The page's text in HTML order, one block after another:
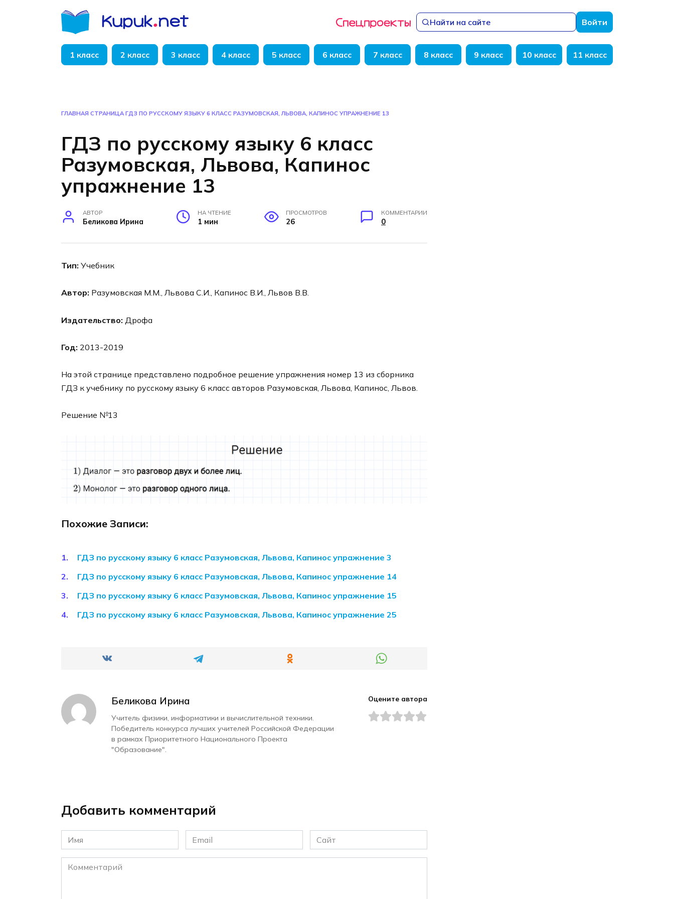
Найти на сайте Войти
1 класс 2 класс 3 класс 4 класс 5 класс 6 класс 7 класс 8 класс 9 класс 10 класс 11 класс
ГЛАВНАЯ СТРАНИЦА ГДЗ ПО РУССКОМУ ЯЗЫКУ 6 КЛАСС РАЗУМОВСКАЯ, ЛЬВОВА, КАПИНОС УПРАЖНЕНИЕ 13
ГДЗ по русскому языку 6 класс
Разумовская, Львова, Капинос
упражнение 13
АВТОР
Беликова Ирина
НА ЧТЕНИЕ
1 мин
ПРОСМОТРОВ
26
КОММЕНТАРИИ
0
Тип: Учебник
Автор: Разумовская М.М., Львова С.И., Капинос В.И., Львов В.В.
Издательство: Дрофа
Год: 2013-2019
На этой странице представлено подробное решение упражнения номер 13 из сборника
ГДЗ к учебнику по русскому языку 6 класс авторов Разумовская, Львова, Капинос, Львов.
Решение №13
Похожие Записи:
ГДЗ по русскому языку 6 класс Разумовская, Львова, Капинос упражнение 3
ГДЗ по русскому языку 6 класс Разумовская, Львова, Капинос упражнение 14
ГДЗ по русскому языку 6 класс Разумовская, Львова, Капинос упражнение 15
ГДЗ по русскому языку 6 класс Разумовская, Львова, Капинос упражнение 25
Беликова Ирина
Учитель физики, информатики и вычислительной техники.
Победитель конкурса лучших учителей Российской Федерации
в рамках Приоритетного Национального Проекта
"Образование".
Оцените автора
Добавить комментарий
Имя
*
Email
*
Сайт
Комментарий